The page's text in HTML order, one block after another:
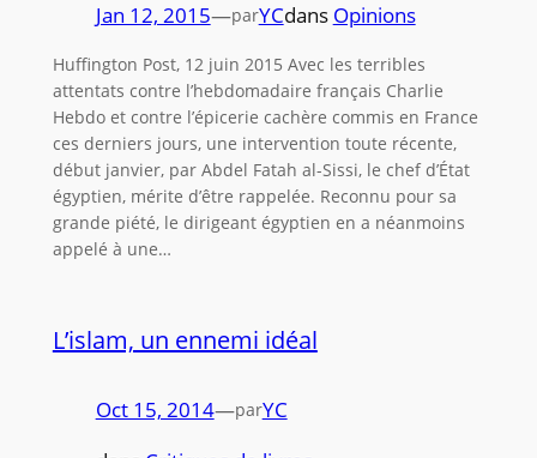
Jan 12, 2015—parYCdans Opinions
Huffington Post, 12 juin 2015 Avec les terribles
attentats contre l’hebdomadaire français Charlie
Hebdo et contre l’épicerie cachère commis en France
ces derniers jours, une intervention toute récente,
début janvier, par Abdel Fatah al-Sissi, le chef d’État
égyptien, mérite d’être rappelée. Reconnu pour sa
grande piété, le dirigeant égyptien en a néanmoins
appelé à une…
L’islam, un ennemi idéal
Oct 15, 2014—parYC